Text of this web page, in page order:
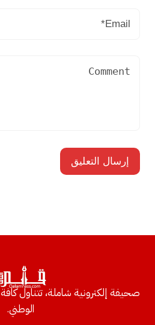
صحيفة إلكترونية شاملة، تتناول كافة
الوطني.